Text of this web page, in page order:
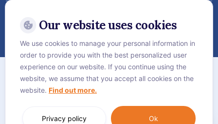
Follow Vejthani International
Hospital
ផែនទីគេហទំព័រ
គោលការណ៍​ភាព​ឯកជន
Language:ភាសាខ្មែរ
Our website uses cookies
We use cookies to manage your personal information in
order to provide you with the best personalized user
experience on our website. If you continue using the
website, we assume that you accept all cookies on the
website. Find out more.
Ok
Privacy policy